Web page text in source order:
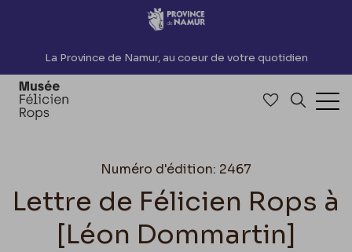
Accèder directement au contenu
La Province de Namur, au coeur de votre quotidien
Accéder à
Numéro d'édition: 2467
Lettre de Félicien Rops à
[Léon Dommartin]